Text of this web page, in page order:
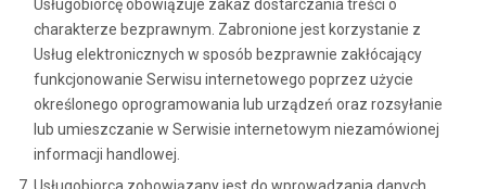
Usługobiorcę obowiązuje zakaz dostarczania treści o
charakterze bezprawnym. Zabronione jest korzystanie z
Usług elektronicznych w sposób bezprawnie zakłócający
funkcjonowanie Serwisu internetowego poprzez użycie
określonego oprogramowania lub urządzeń oraz rozsyłanie
lub umieszczanie w Serwisie internetowym niezamówionej
informacji handlowej.
Usługobiorca zobowiązany jest do wprowadzania danych